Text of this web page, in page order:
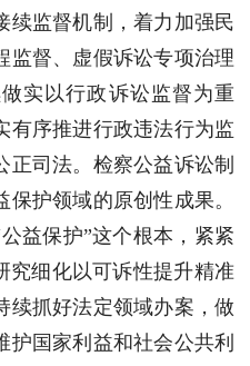
续监督机制，着力加强民
监督、虚假诉讼专项治理
实以行政诉讼监督为重
有序推进行政违法行为监
正司法。检察公益诉讼制
护领域的原创性成果。
益保护”这个根本，紧紧
究细化以可诉性提升精准
续抓好法定领域办案，做
护国家利益和社会公共利